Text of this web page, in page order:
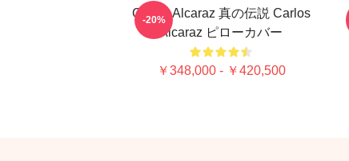
Carlos Alcaraz 真の伝説 Carlos
Alcaraz ピローカバー
￥348,000 - ￥420,500
-20%